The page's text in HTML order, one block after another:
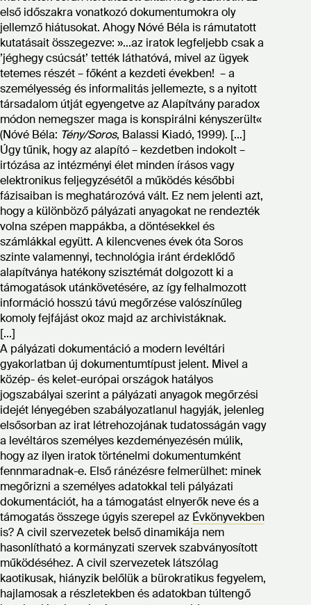
első időszakra vonatkozó dokumentumokra oly
jellemző hiátusokat. Ahogy Nóvé Béla is rámutatott
kutatásait összegezve: »...az iratok legfeljebb csak a
’jéghegy csúcsát’ tették láthatóvá, mivel az ügyek
tetemes részét – főként a kezdeti években! – a
személyesség és informalitás jellemezte, s a nyitott
társadalom útját egyengetve az Alapítvány paradox
módon nemegszer maga is konspirálni kényszerült«
(Nóvé Béla: Tény/Soros, Balassi Kiadó, 1999). [...]
Úgy tűnik, hogy az alapító – kezdetben indokolt –
irtózása az intézményi élet minden írásos vagy
elektronikus feljegyzésétől a működés későbbi
fázisaiban is meghatározóvá vált. Ez nem jelenti azt,
hogy a különböző pályázati anyagokat ne rendezték
volna szépen mappákba, a döntésekkel és
számlákkal együtt. A kilencvenes évek óta Soros
szinte valamennyi, technológia iránt érdeklődő
alapítványa hatékony szisztémát dolgozott ki a
támogatások utánkövetésére, az így felhalmozott
információ hosszú távú megőrzése valószínűleg
komoly fejfájást okoz majd az archivistáknak.
[...]
A pályázati dokumentáció a modern levéltári
gyakorlatban új dokumentumtípust jelent. Mivel a
közép- és kelet-európai országok hatályos
jogszabályai szerint a pályázati anyagok megőrzési
idejét lényegében szabályozatlanul hagyják, jelenleg
elsősorban az irat létrehozojának tudatosságán vagy
a levéltáros személyes kezdeményezésén múlik,
hogy az ilyen iratok történelmi dokumentumként
fennmaradnak-e. Első ránézésre felmerülhet: minek
megőrizni a személyes adatokkal teli pályázati
dokumentációt, ha a támogatást elnyerők neve és a
támogatás összege úgyis szerepel az Évkönyvekben
is? A civil szervezetek belső dinamikája nem
hasonlítható a kormányzati szervek szabványosított
működéséhez. A civil szervezetek látszólag
kaotikusak, hiányzik belőlük a bürokratikus fegyelem,
hajlamosak a részletekben és adatokban túltengő